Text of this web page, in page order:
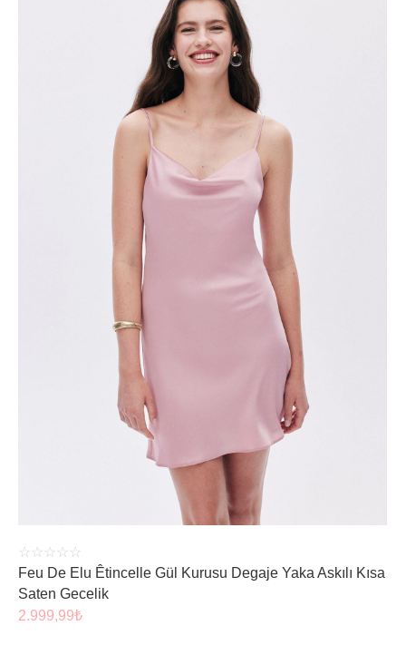
ÜRÜNÜ İNCELE
☆ ☆ ☆ ☆ ☆
Feu De Elu Êtincelle Gül Kurusu Degaje Yaka Askılı Kısa
Saten Gecelik
2.999,99₺